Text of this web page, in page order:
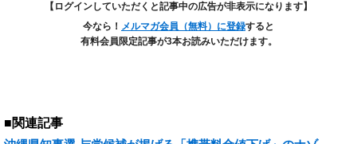
【ログインしていただくと記事中の広告が非表示になります】
今なら！ メルマガ会員（無料）に登録すると
有料会員限定記事が3本お読みいただけます。
■関連記事